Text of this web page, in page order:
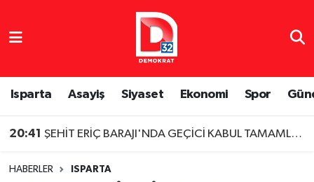
Isparta Asayiş Siyaset Ekonomi Spor
20:41 ŞEHİT ERİÇ BARAJI'NDA GEÇİCİ KABUL TAMAMLANDI
HABERLER ISPARTA
Isparta Nöbetçi Eczaneler
Isparta Hava Durumu